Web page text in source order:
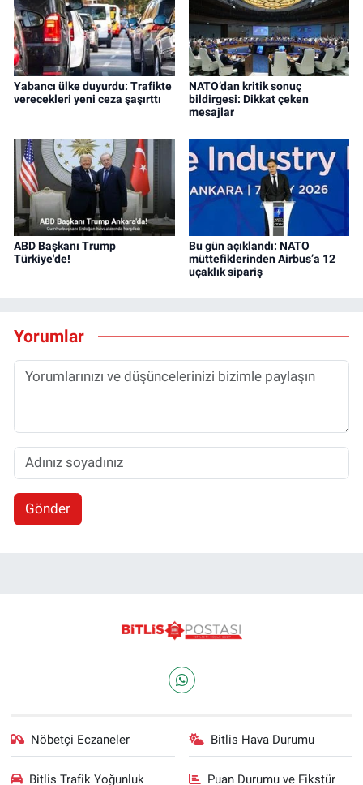
Yabancı ülke duyurdu: Trafikte
verecekleri yeni ceza şaşırttı
NATO’dan kritik sonuç
bildirgesi: Dikkat çeken
mesajlar
ABD Başkanı Trump
Türkiye'de!
Bu gün açıklandı: NATO
müttefiklerinden Airbus’a 12
uçaklık sipariş
Yorumlar
Gönder
Nöbetçi Eczaneler Bitlis Hava Durumu
Bitlis Trafik Yoğunluk Puan Durumu ve Fikstür